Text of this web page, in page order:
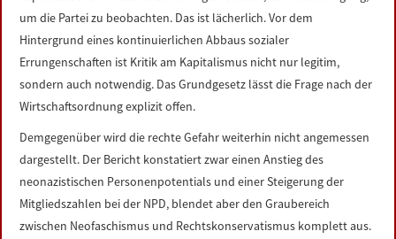
um die Partei zu beobachten. Das ist lächerlich. Vor dem
Hintergrund eines kontinuierlichen Abbaus sozialer
Errungenschaften ist Kritik am Kapitalismus nicht nur legitim,
sondern auch notwendig. Das Grundgesetz lässt die Frage nach der
Wirtschaftsordnung explizit offen.
Demgegenüber wird die rechte Gefahr weiterhin nicht angemessen
dargestellt. Der Bericht konstatiert zwar einen Anstieg des
neonazistischen Personenpotentials und einer Steigerung der
Mitgliedszahlen bei der NPD, blendet aber den Graubereich
zwischen Neofaschismus und Rechtskonservatismus komplett aus.